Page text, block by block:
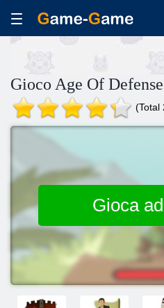
Gioco Age Of
(Total
Gioca